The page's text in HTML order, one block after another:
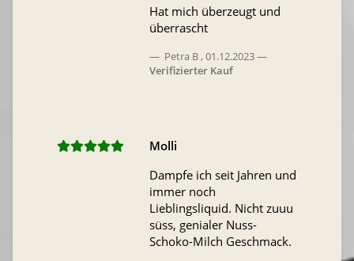
Hat mich überzeugt und
überrascht
Petra B, 01.12.2023
Verifizierter Kauf
Molli
Dampfe ich seit Jahren und
immer noch
Lieblingsliquid. Nicht zuuu
süss, genialer Nuss-
Schoko-Milch Geschmack.